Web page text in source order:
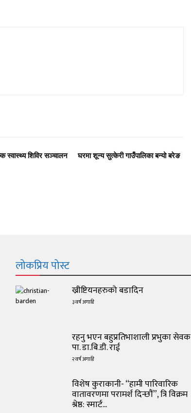
स्वास्थ्य शिविर सञ्चालन घरमा शून्य सुत्केरी गाउँपालिका बन्यो बरेङ
लोकप्रिय पोस्ट
ख्रीष्टियनहरुको बडादिन
३ वर्ष अगाडि
रहनु भएन बहुप्रतिभाशाली प्रभुका सेवक
पा. डा.बि.डी. राई
२ वर्ष अगाडि
विशेष कुराकानी- “हामी पारिवारिक
वातावरणमा परामर्श दिन्छौं”, त्रि विक्रम
श्रेष्ठ: स्मार्ट...